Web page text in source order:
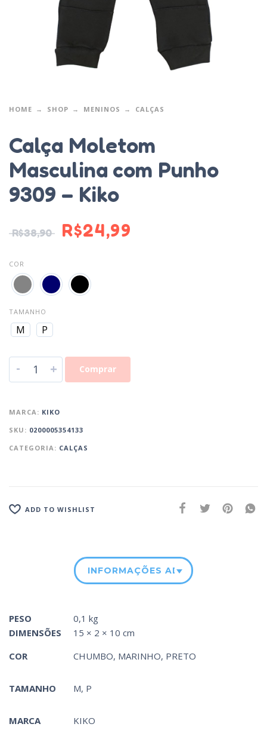
HOME SHOP MENINOS CALÇAS
Calça Moletom
Masculina com Punho
9309 – Kiko
R$38,90 R$24,99
COR
TAMANHO
M P
- + Comprar
MARCA: KIKO
SKU: 0200005354133
CATEGORIA: CALÇAS
ADD TO WISHLIST
INFORMAÇÕES ADICIONAIS
PESO
0,1 kg
DIMENSÕES
15 × 2 × 10 cm
COR
CHUMBO, MARINHO, PRETO
TAMANHO M, P
MARCA KIKO